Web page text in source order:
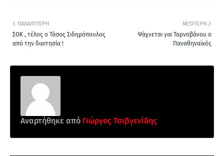
ΝΕΌΤΕΡΗ
Ψάχνεται για Ταρνοβάνου ο
Παναθηναϊκός
ΠΑΛΑΙΌΤΕΡΗ
ΣΟΚ , τέλος ο Τάσος Σιδηρόπουλος
από την διαιτησία !
Αναρτήθηκε από Γιώργος Τσιβγενίδης